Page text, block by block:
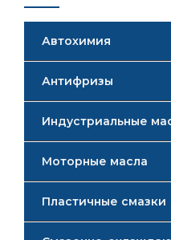
Автохимия
Антифризы
Индустриальные
Моторные масла
Пластичные смазки